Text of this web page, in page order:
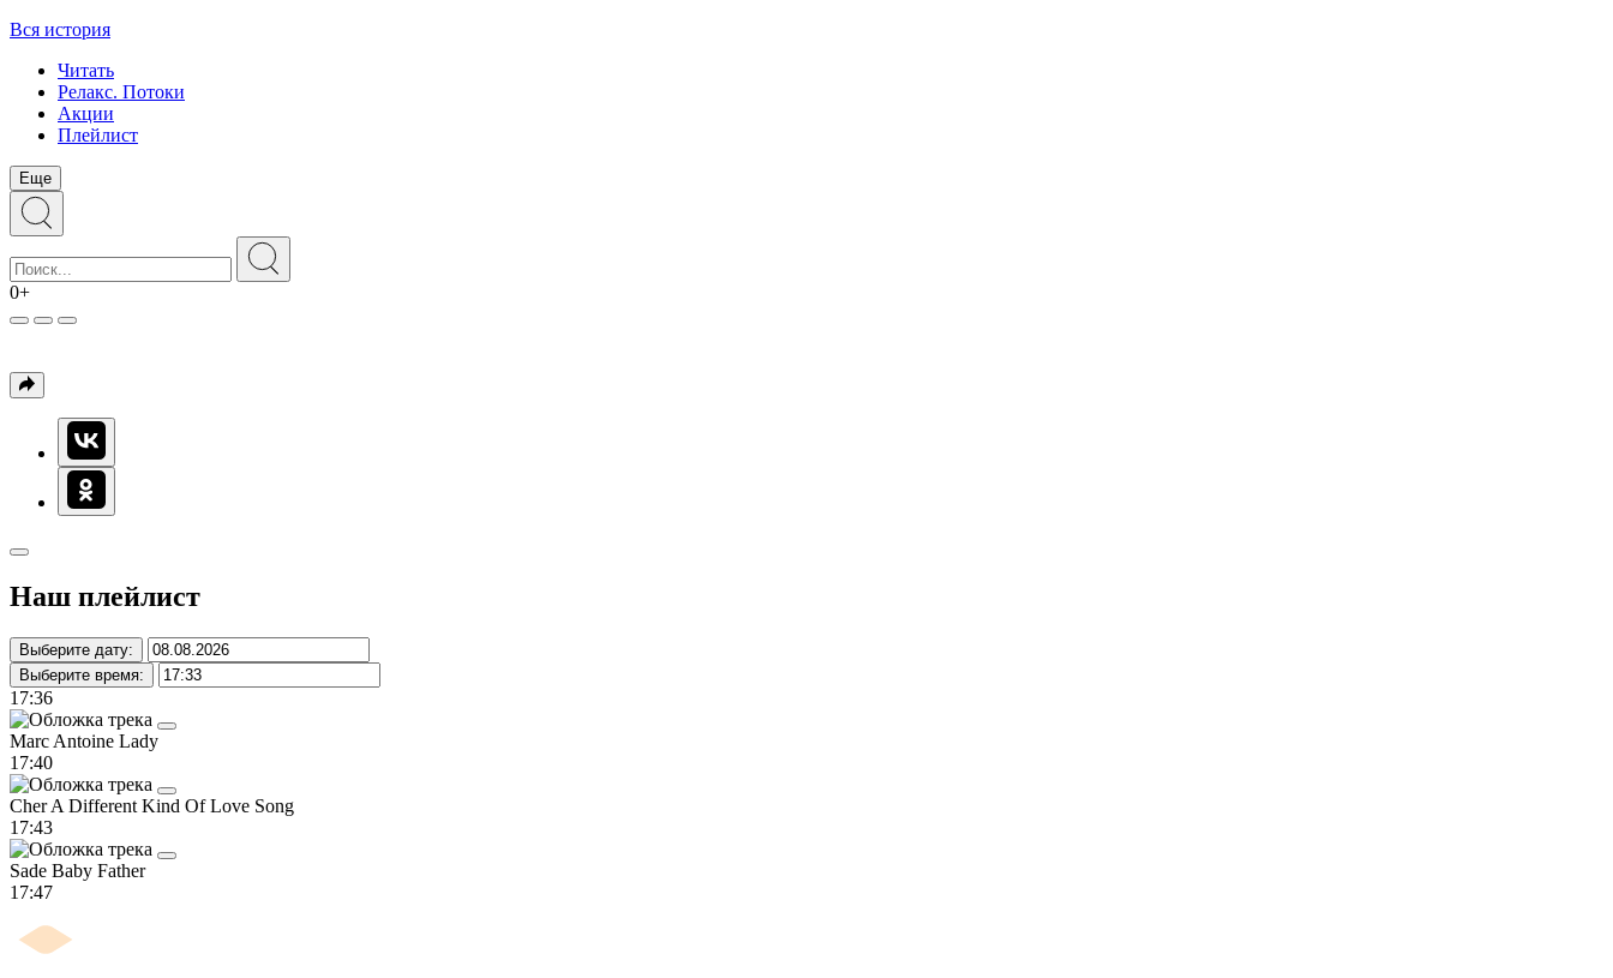
Вся история
Читать
Релакс. Потоки
Акции
Плейлист
Еще
0+
Наш плейлист
Выберите дату:
Выберите время:
17:36
Marc Antoine Lady
17:40
CherA Different Kind Of Love Song
17:43
Sade Baby Father
17:47